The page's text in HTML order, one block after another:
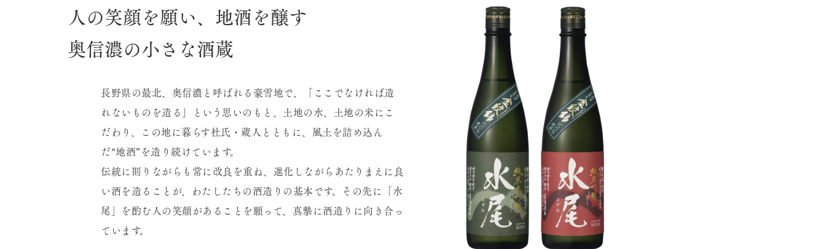
人の笑顔を願い、地酒を醸す
奥信濃の小さな酒蔵
長野県の最北、奥信濃と呼ばれる豪雪地で、「ここでなければ造
れないものを造る」という思いのもと、土地の水、土地の米にこ
だわり、この地に暮らす杜氏・蔵人とともに、風土を詰め込ん
だ“地酒”を造り続けています。
伝統に則りながらも常に改良を重ね、進化しながらあたりまえに良
い酒を造ることが、わたしたちの酒造りの基本です。その先に「水
尾」を酌む人の笑顔があることを願って、真摯に酒造りに向き合っ
ています。